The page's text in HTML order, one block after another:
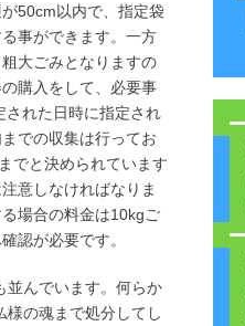
50cm以内で、指定袋
事ができます。一方
大ごみとなりますの
購入をして、必要事
された日時に指定され
での収集は行ってお
でと決められています
意しなければなりま
場合の料金は10kgご
認が必要です。
並んでいます。何らか
の魂まで処分してし